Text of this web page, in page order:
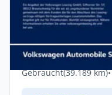
Privat & Gewerbe
Volkswagen
TDI DSG Navi
Diesel •Automatik •200
Gebraucht(39.189 km)